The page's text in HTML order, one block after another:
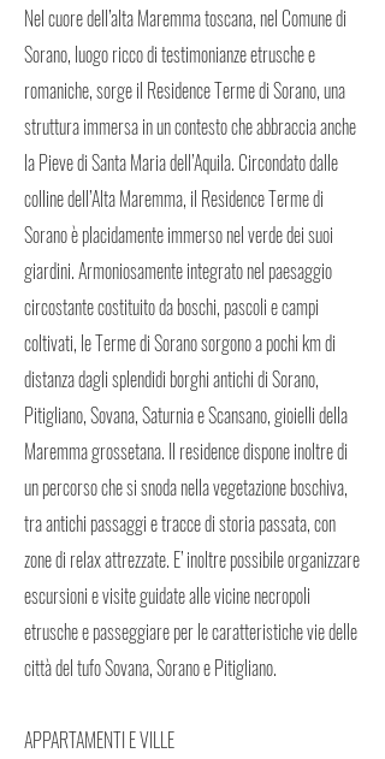
Nel cuore dell’alta Maremma toscana, nel Comune di
Sorano, luogo ricco di testimonianze etrusche e
romaniche, sorge il Residence Terme di Sorano, una
struttura immersa in un contesto che abbraccia anche
la Pieve di Santa Maria dell’Aquila. Circondato dalle
colline dell’Alta Maremma, il Residence Terme di
Sorano è placidamente immerso nel verde dei suoi
giardini. Armoniosamente integrato nel paesaggio
circostante costituito da boschi, pascoli e campi
coltivati, le Terme di Sorano sorgono a pochi km di
distanza dagli splendidi borghi antichi di Sorano,
Pitigliano, Sovana, Saturnia e Scansano, gioielli della
Maremma grossetana. Il residence dispone inoltre di
un percorso che si snoda nella vegetazione boschiva,
tra antichi passaggi e tracce di storia passata, con
zone di relax attrezzate. E’ inoltre possibile organizzare
escursioni e visite guidate alle vicine necropoli
etrusche e passeggiare per le caratteristiche vie delle
città del tufo Sovana, Sorano e Pitigliano.
APPARTAMENTI E VILLE